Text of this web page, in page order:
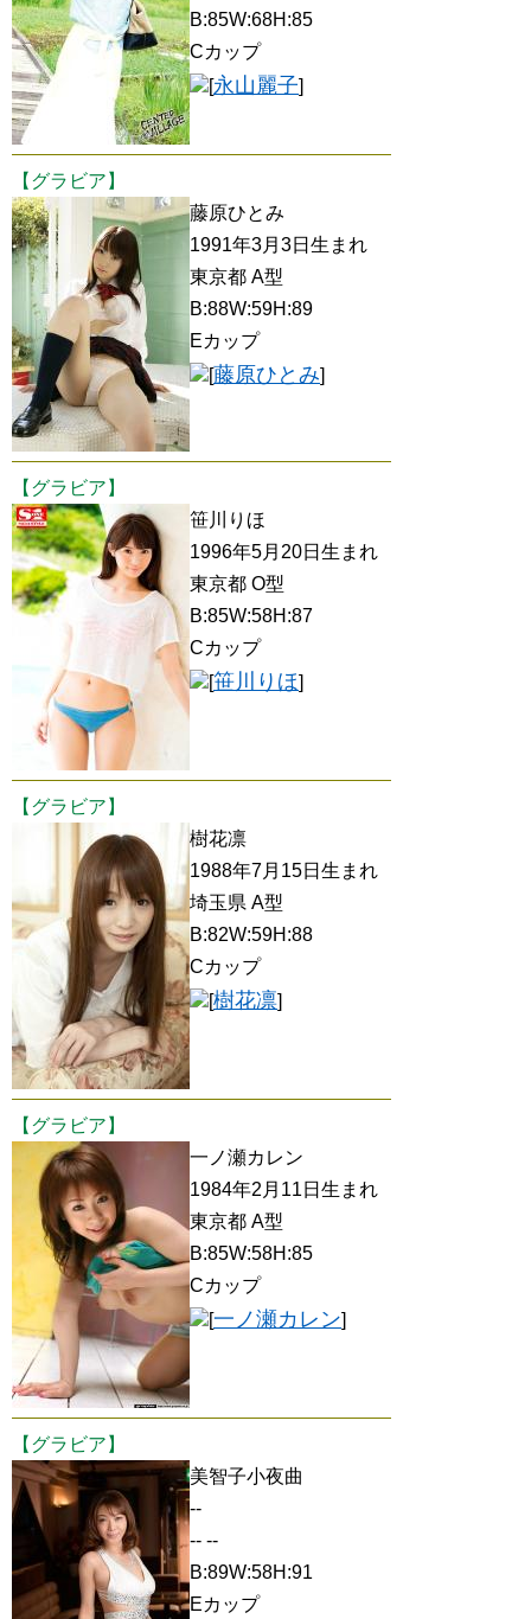
B:85W:68H:85
Cカップ
永山麗子
【グラビア】
藤原ひとみ
1991年3月3日生まれ
東京都 A型
B:88W:59H:89
Eカップ
藤原ひとみ
【グラビア】
笹川りほ
1996年5月20日生まれ
東京都 O型
B:85W:58H:87
Cカップ
笹川りほ
【グラビア】
樹花凛
1988年7月15日生まれ
埼玉県 A型
B:82W:59H:88
Cカップ
樹花凛
【グラビア】
一ノ瀬カレン
1984年2月11日生まれ
東京都 A型
B:85W:58H:85
Cカップ
一ノ瀬カレン
【グラビア】
美智子小夜曲
--
-- --
B:89W:58H:91
Eカップ